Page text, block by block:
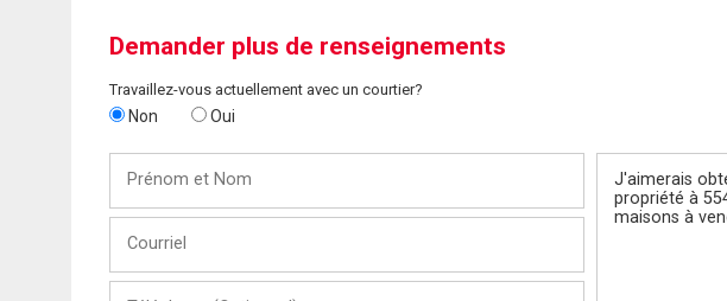
Demander plus de renseignements
Travaillez-vous actuellement avec un courtier?
Non Oui
Nom